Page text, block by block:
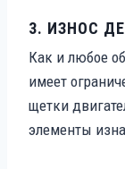
3. ИЗНОС
Как и любое
имеет
щетки
элементы